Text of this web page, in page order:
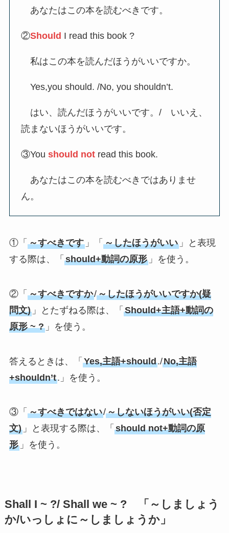
あなたはこの本を読むべきです。
②Should I read this book ?
私はこの本を読んだほうがいいですか。
Yes,you should. /No, you shouldn’t.
はい、読んだほうがいいです。/ いいえ、
読まないほうがいいです。
③Youshould not read this book.
あなたはこの本を読むべきではありませ
ん。
①「 ～すべきです」「 ～したほうがいい」と表現
する際は、「 should+動詞の原形」を使う。
②「 ～すべきですか/～したほうがいいですか(疑
問文)」とたずねる際は、「 Should+主語+動詞の
原形 ~ ?」を使う。
答えるときは、「 Yes,主語+should./No,主語
+shouldn’t.」を使う。
③「 ～すべきではない/～しないほうがいい(否定
文)」と表現する際は、「 should not+動詞の原
形」を使う。
Shall I ~ ?/ Shall we ~ ? 「～しましょう
か/いっしょに～しましょうか」